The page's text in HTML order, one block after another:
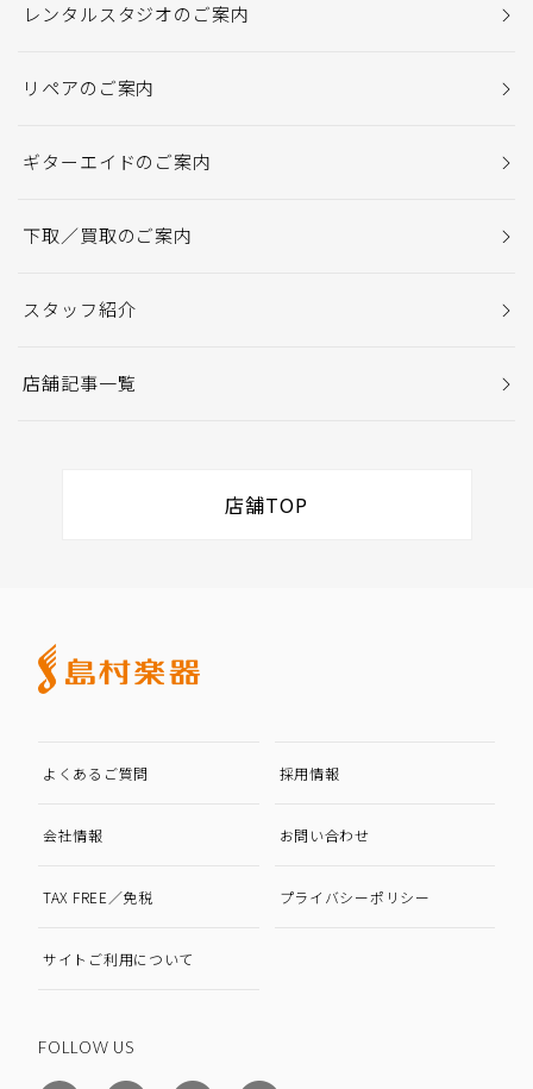
レンタルスタジオのご案内
リペアのご案内
ギターエイドのご案内
下取／買取のご案内
スタッフ紹介
店舗記事一覧
店舗TOP
よくあるご質問 採用情報
会社情報 お問い合わせ
TAX FREE／免税 プライバシーポリシー
サイトご利用について
FOLLOW US